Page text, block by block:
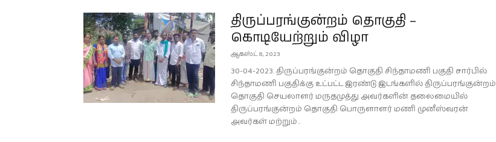
திருப்பரங்குன்றம் தொகுதி –
கொடியேற்றும் விழா
ஆகஸ்ட் 8, 2023
30-04-2023. திருப்பரங்குன்றம் தொகுதி சிந்தாமணி பகுதி சார்பில்
சிந்தாமணி பகுதிக்கு உட்பட்ட இரண்டு இடங்களில் திருப்பரங்குன்றம்
தொகுதி செயலாளர் மருதமுத்து அவர்களின் தலைமையில்
திருப்பரங்குன்றம் தொகுதி பொருளாளர் மணி முனீஸ்வரன்
அவர்கள் மற்றும்...